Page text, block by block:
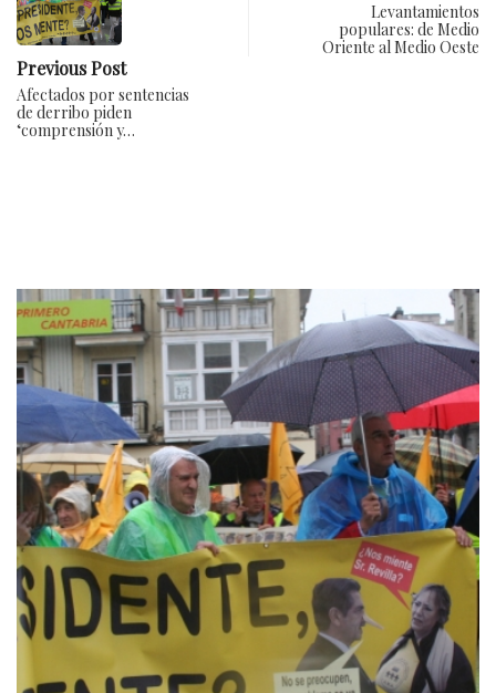
Previous Post
Afectados por sentencias
de derribo piden
‘comprensión y…
Levantamientos
populares: de Medio
Oriente al Medio Oeste